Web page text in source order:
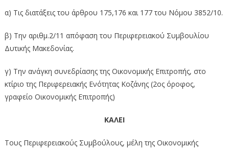
α) Τις διατάξεις του άρθρου 175,176 και 177 του Νόμου 3852/10.
β) Την αριθμ.2/11 απόφαση του Περιφερειακού Συμβουλίου
Δυτικής Μακεδονίας.
γ) Την ανάγκη συνεδρίασης της Οικονομικής Επιτροπής, στο
κτίριο της Περιφερειακής Ενότητας Κοζάνης (2ος όροφος,
γραφείο Οικονομικής Επιτροπής)
ΚΑΛΕΙ
Τους Περιφερειακούς Συμβούλους, μέλη της Οικονομικής